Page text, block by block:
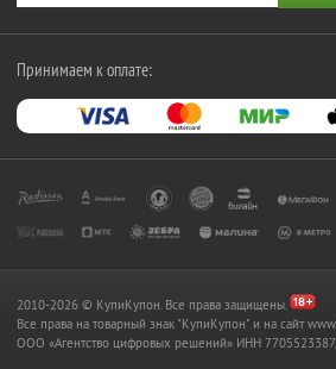
Принимаем к оплате:
2010-2026 © КупиКупон. Все права защищены.
Все права на товарный знак "КупиКупон" и на сайт
OOO «Агентство цифровых решений» ИНН